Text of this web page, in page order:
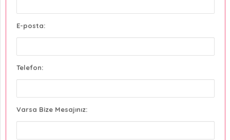
E-posta:
Telefon:
Varsa Bize Mesajınız: